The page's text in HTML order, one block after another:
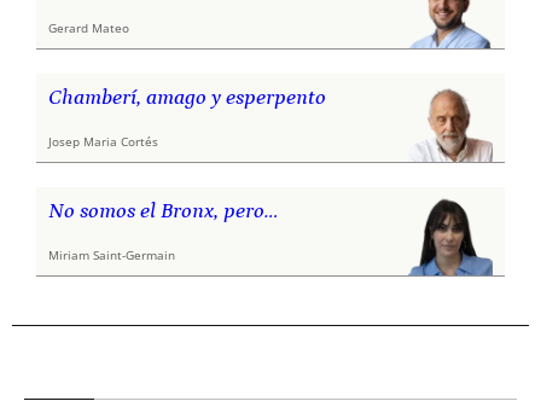
Gerard Mateo
Chamberí, amago y esperpento
Josep Maria Cortés
No somos el Bronx, pero…
Miriam Saint-Germain